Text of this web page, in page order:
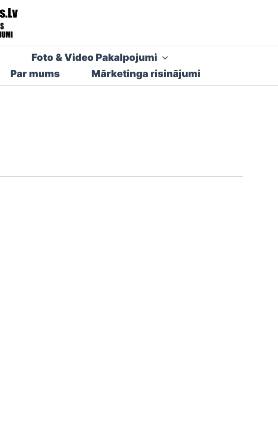
Foto & Video Pakalpojumi
Par mums Mārketinga risinājumi